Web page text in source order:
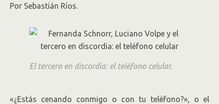
Por Sebastián Ríos.
El tercero en discordia: el teléfono celular.
«¿Estás cenando conmigo o con tu teléfono?», o el